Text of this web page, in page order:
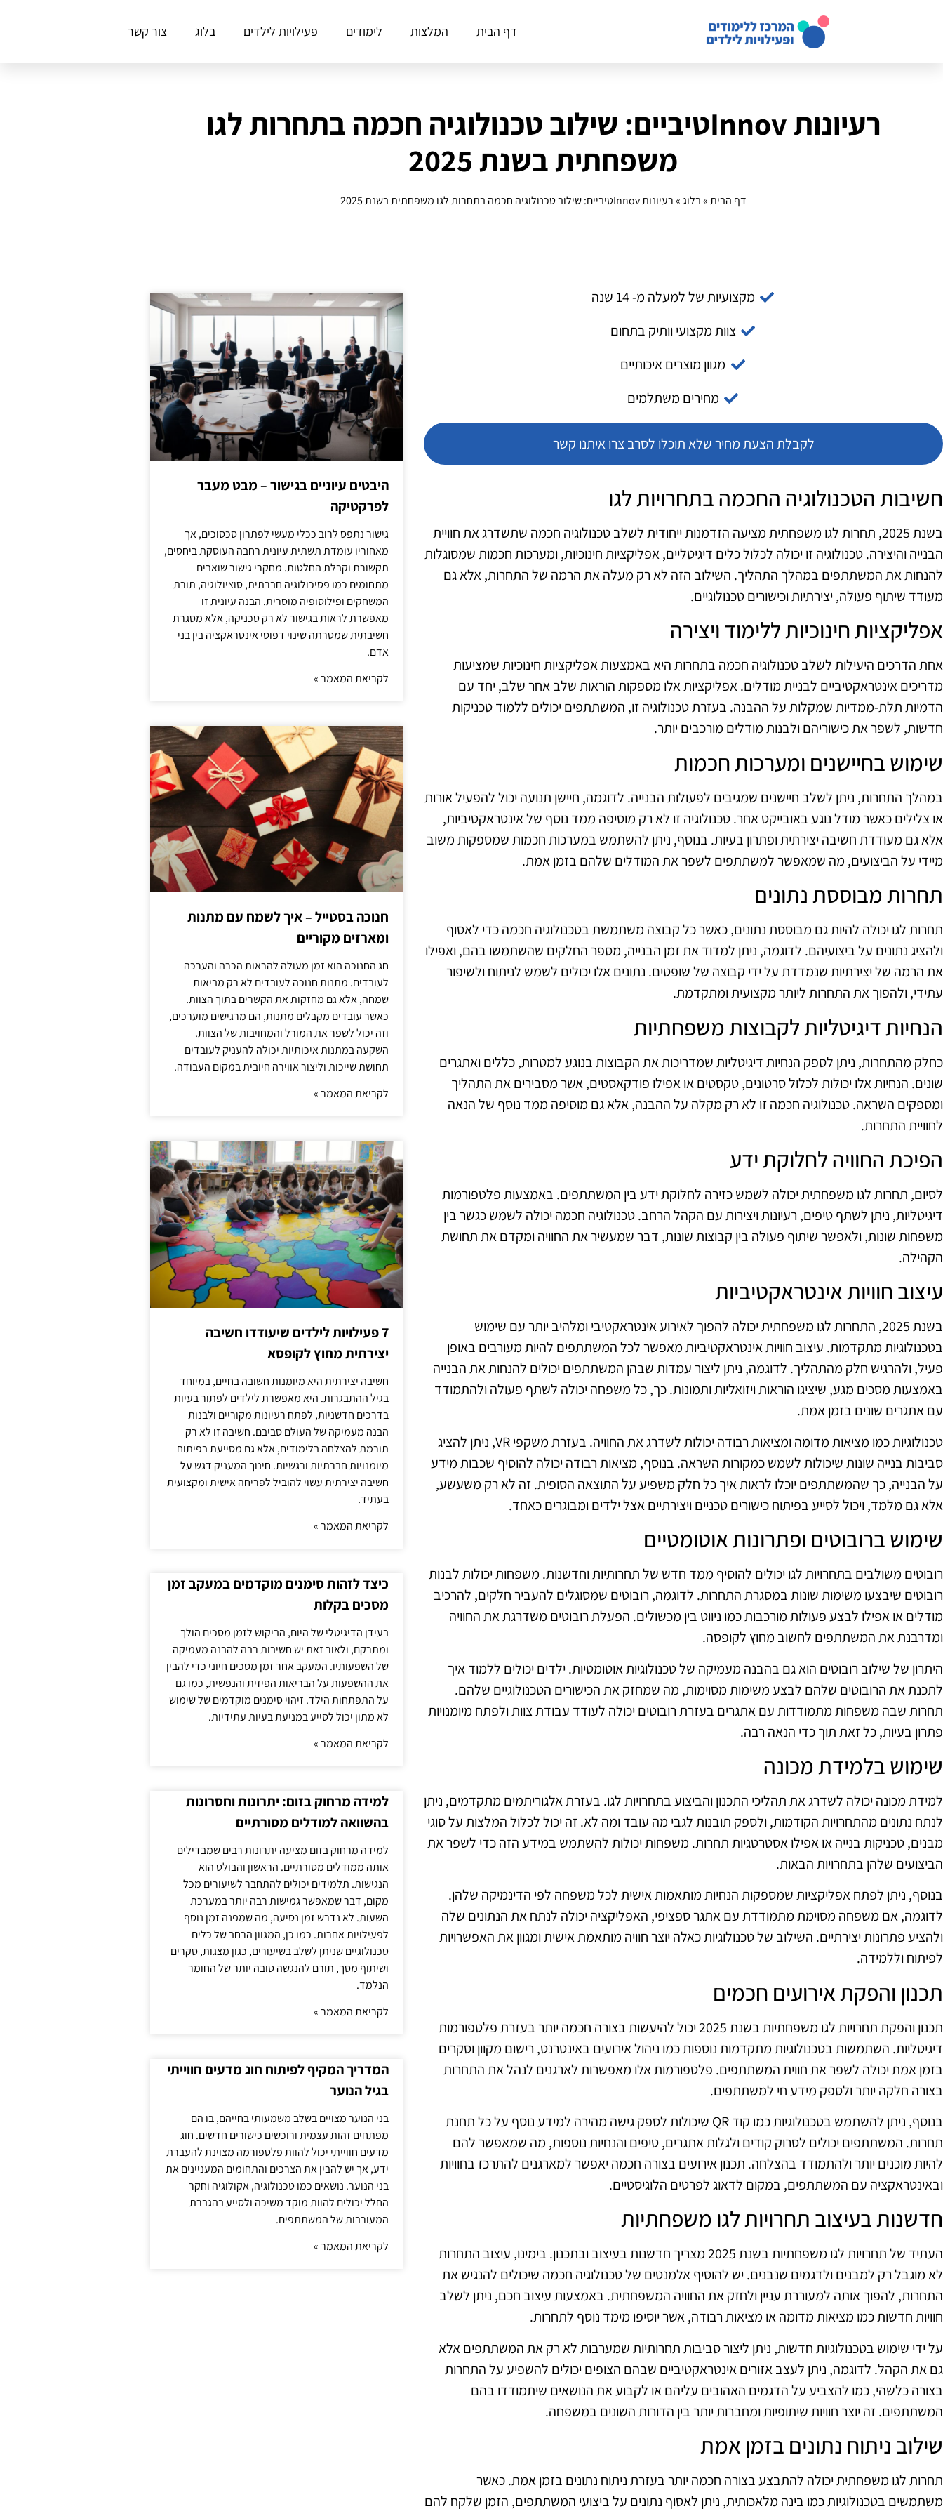
דף הבית המלצות לימודים פעילויות לילדים בלוג צור קשר
רעיונות Innovטיביים: שילוב טכנולוגיה חכמה בתחרות לגו
משפחתית בשנת 2025
דף הבית»בלוג»רעיונות Innovטיביים: שילוב טכנולוגיה חכמה בתחרות לגו משפחתית בשנת 2025
מקצועיות של למעלה מ- 14 שנה
צוות מקצועי וותיק בתחום
מגוון מוצרים איכותיים
מחירים משתלמים
לקבלת הצעת מחיר שלא תוכלו לסרב צרו איתנו קשר
חשיבות הטכנולוגיה החכמה בתחרויות לגו
בשנת 2025, תחרות לגו משפחתית מציעה הזדמנות ייחודית לשלב טכנולוגיה חכמה שתשדרג את חוויית
הבנייה והיצירה. טכנולוגיה זו יכולה לכלול כלים דיגיטליים, אפליקציות חינוכיות, ומערכות חכמות שמסוגלות
להנחות את המשתתפים במהלך התהליך. השילוב הזה לא רק מעלה את הרמה של התחרות, אלא גם
מעודד שיתוף פעולה, יצירתיות וכישורים טכנולוגיים.
אפליקציות חינוכיות ללימוד ויצירה
אחת הדרכים היעילות לשלב טכנולוגיה חכמה בתחרות היא באמצעות אפליקציות חינוכיות שמציעות
מדריכים אינטראקטיביים לבניית מודלים. אפליקציות אלו מספקות הוראות שלב אחר שלב, יחד עם
הדמיות תלת-ממדיות שמקלות על ההבנה. בעזרת טכנולוגיה זו, המשתתפים יכולים ללמוד טכניקות
חדשות, לשפר את כישוריהם ולבנות מודלים מורכבים יותר.
שימוש בחיישנים ומערכות חכמות
במהלך התחרות, ניתן לשלב חיישנים שמגיבים לפעולות הבנייה. לדוגמה, חיישן תנועה יכול להפעיל אורות
או צלילים כאשר מודל נוגע באובייקט אחר. טכנולוגיה זו לא רק מוסיפה ממד נוסף של אינטראקטיביות,
אלא גם מעודדת חשיבה יצירתית ופתרון בעיות. בנוסף, ניתן להשתמש במערכות חכמות שמספקות משוב
מיידי על הביצועים, מה שמאפשר למשתתפים לשפר את המודלים שלהם בזמן אמת.
תחרות מבוססת נתונים
תחרות לגו יכולה להיות גם מבוססת נתונים, כאשר כל קבוצה משתמשת בטכנולוגיה חכמה כדי לאסוף
ולהציג נתונים על ביצועיהם. לדוגמה, ניתן למדוד את זמן הבנייה, מספר החלקים שהשתמשו בהם, ואפילו
את הרמה של יצירתיות שנמדדת על ידי קבוצה של שופטים. נתונים אלו יכולים לשמש לניתוח ולשיפור
עתידי, ולהפוך את התחרות ליותר מקצועית ומתקדמת.
הנחיות דיגיטליות לקבוצות משפחתיות
כחלק מהתחרות, ניתן לספק הנחיות דיגיטליות שמדריכות את הקבוצות בנוגע למטרות, כללים ואתגרים
שונים. הנחיות אלו יכולות לכלול סרטונים, טקסטים או אפילו פודקאסטים, אשר מסבירים את התהליך
ומספקים השראה. טכנולוגיה חכמה זו לא רק מקלה על ההבנה, אלא גם מוסיפה ממד נוסף של הנאה
לחוויית התחרות.
הפיכת החוויה לחלוקת ידע
לסיום, תחרות לגו משפחתית יכולה לשמש כזירה לחלוקת ידע בין המשתתפים. באמצעות פלטפורמות
דיגיטליות, ניתן לשתף טיפים, רעיונות ויצירות עם הקהל הרחב. טכנולוגיה חכמה יכולה לשמש כגשר בין
משפחות שונות, ולאפשר שיתוף פעולה בין קבוצות שונות, דבר שמעשיר את החוויה ומקדם את תחושת
הקהילה.
עיצוב חוויות אינטראקטיביות
בשנת 2025, התחרות לגו משפחתית יכולה להפוך לאירוע אינטראקטיבי ומלהיב יותר עם שימוש
בטכנולוגיות מתקדמות. עיצוב חוויות אינטראקטיביות מאפשר לכל המשתתפים להיות מעורבים באופן
פעיל, ולהרגיש חלק מהתהליך. לדוגמה, ניתן ליצור עמדות שבהן המשתתפים יכולים להנחות את הבנייה
באמצעות מסכים מגע, שיציגו הוראות ויזואליות ותמונות. כך, כל משפחה יכולה לשתף פעולה ולהתמודד
עם אתגרים שונים בזמן אמת.
טכנולוגיות כמו מציאות מדומה ומציאות רבודה יכולות לשדרג את החוויה. בעזרת משקפי VR, ניתן להציג
סביבות בנייה שונות שיכולות לשמש כמקורות השראה. בנוסף, מציאות רבודה יכולה להוסיף שכבות מידע
על הבנייה, כך שהמשתתפים יוכלו לראות איך כל חלק משפיע על התוצאה הסופית. זה לא רק משעשע,
אלא גם מלמד, ויכול לסייע בפיתוח כישורים טכניים ויצירתיים אצל ילדים ומבוגרים כאחד.
שימוש ברובוטים ופתרונות אוטומטיים
רובוטים משולבים בתחרויות לגו יכולים להוסיף ממד חדש של תחרותיות וחדשנות. משפחות יכולות לבנות
רובוטים שיבצעו משימות שונות במסגרת התחרות. לדוגמה, רובוטים שמסוגלים להעביר חלקים, להרכיב
מודלים או אפילו לבצע פעולות מורכבות כמו ניווט בין מכשולים. הפעלת רובוטים משדרגת את החוויה
ומדרבנת את המשתתפים לחשוב מחוץ לקופסה.
היתרון של שילוב רובוטים הוא גם בהבנה מעמיקה של טכנולוגיות אוטומטיות. ילדים יכולים ללמוד איך
לתכנת את הרובוטים שלהם לבצע משימות מסוימות, מה שמחזק את הכישורים הטכנולוגיים שלהם.
תחרות שבה משפחות מתמודדות עם אתגרים בעזרת רובוטים יכולה לעודד עבודת צוות ולפתח מיומנויות
פתרון בעיות, כל זאת תוך כדי הנאה רבה.
שימוש בלמידת מכונה
למידת מכונה יכולה לשדרג את תהליכי התכנון והביצוע בתחרויות לגו. בעזרת אלגוריתמים מתקדמים, ניתן
לנתח נתונים מהתחרויות הקודמות, ולספק תובנות לגבי מה עובד ומה לא. זה יכול לכלול המלצות על סוגי
מבנים, טכניקות בנייה או אפילו אסטרטגיות תחרות. משפחות יכולות להשתמש במידע הזה כדי לשפר את
הביצועים שלהן בתחרויות הבאות.
בנוסף, ניתן לפתח אפליקציות שמספקות הנחיות מותאמות אישית לכל משפחה לפי הדינמיקה שלהן.
לדוגמה, אם משפחה מסוימת מתמודדת עם אתגר ספציפי, האפליקציה יכולה לנתח את הנתונים שלה
ולהציע פתרונות יצירתיים. השילוב של טכנולוגיות כאלה יוצר חוויה מותאמת אישית ומגוון את האפשרויות
לפיתוח וללמידה.
תכנון והפקת אירועים חכמים
תכנון והפקת תחרויות לגו משפחתיות בשנת 2025 יכול להיעשות בצורה חכמה יותר בעזרת פלטפורמות
דיגיטליות. השתמשות בטכנולוגיות מתקדמות נוספות כמו ניהול אירועים באינטרנט, רישום מקוון וסקרים
בזמן אמת יכולה לשפר את חווית המשתתפים. פלטפורמות אלו מאפשרות לארגנים לנהל את התחרות
בצורה חלקה יותר ולספק מידע חי למשתתפים.
בנוסף, ניתן להשתמש בטכנולוגיות כמו קוד QR שיכולות לספק גישה מהירה למידע נוסף על כל תחנת
תחרות. המשתתפים יכולים לסרוק קודים ולגלות אתגרים, טיפים והנחיות נוספות, מה שמאפשר להם
להיות מוכנים יותר ולהתמודד בהצלחה. תכנון אירועים בצורה חכמה יאפשר למארגנים להתרכז בחוויות
ובאינטראקציה עם המשתתפים, במקום לדאוג לפרטים הלוגיסטיים.
חדשנות בעיצוב תחרויות לגו משפחתיות
העתיד של תחרויות לגו משפחתיות בשנת 2025 מצריך חדשנות בעיצוב ובתכנון. בימינו, עיצוב התחרות
לא מוגבל רק למבנים ולדגמים שנבנים. יש להוסיף אלמנטים של טכנולוגיה חכמה שיכולים להנגיש את
התחרות, להפוך אותה למעוררת עניין ולחזק את החוויה המשפחתית. באמצעות עיצוב חכם, ניתן לשלב
חוויות חדשות כמו מציאות מדומה או מציאות רבודה, אשר יוסיפו מימד נוסף לתחרות.
על ידי שימוש בטכנולוגיות חדשות, ניתן ליצור סביבות תחרותיות שמערבות לא רק את המשתתפים אלא
גם את הקהל. לדוגמה, ניתן לעצב אזורים אינטראקטיביים שבהם הצופים יכולים להשפיע על התחרות
בצורה כלשהי, כמו להצביע על הדגמים האהובים עליהם או לקבוע את הנושאים שיתמודדו בהם
המשתתפים. זה יוצר חוויות שיתופיות ומחברות יותר בין הדורות השונים במשפחה.
שילוב ניתוח נתונים בזמן אמת
תחרות לגו משפחתית יכולה להתבצע בצורה חכמה יותר בעזרת ניתוח נתונים בזמן אמת. כאשר
משתמשים בטכנולוגיות כמו בינה מלאכותית, ניתן לאסוף נתונים על ביצועי המשתתפים, הזמן שלקח להם
היבטים עיוניים בגישור – מבט מעבר
לפרקטיקה
גישור נתפס לרוב ככלי מעשי לפתרון סכסוכים, אך
מאחוריו עומדת תשתית עיונית רחבה העוסקת ביחסים,
תקשורת וקבלת החלטות. מחקרי גישור שואבים
מתחומים כמו פסיכולוגיה חברתית, סוציולוגיה, תורת
המשחקים ופילוסופיה מוסרית. הבנה עיונית זו
מאפשרת לראות בגישור לא רק טכניקה, אלא מסגרת
חשיבתית שמטרתה שינוי דפוסי אינטראקציה בין בני
אדם.
לקריאת המאמר »
חנוכה בסטייל – איך לשמח עם מתנות
ומארזים מקוריים
חג החנוכה הוא זמן מעולה להראות הכרה והערכה
לעובדים. מתנות חנוכה לעובדים לא רק מביאות
שמחה, אלא גם מחזקות את הקשרים בתוך הצוות.
כאשר עובדים מקבלים מתנות, הם מרגישים מוערכים,
וזה יכול לשפר את המורל והמחויבות של הצוות.
השקעה במתנות איכותיות יכולה להעניק לעובדים
תחושת שייכות וליצור אווירה חיובית במקום העבודה.
לקריאת המאמר »
7 פעילויות לילדים שיעודדו חשיבה
יצירתית מחוץ לקופסא
חשיבה יצירתית היא מיומנות חשובה בחיים, במיוחד
בגיל ההתבגרות. היא מאפשרת לילדים לפתור בעיות
בדרכים חדשניות, לפתח רעיונות מקוריים ולבנות
הבנה מעמיקה של העולם סביבם. חשיבה זו לא רק
תורמת להצלחה בלימודים, אלא גם מסייעת בפיתוח
מיומנויות חברתיות ורגשיות. חינוך המעניק דגש על
חשיבה יצירתית עשוי להוביל לפריחה אישית ומקצועית
בעתיד.
לקריאת המאמר »
כיצד לזהות סימנים מוקדמים במעקב זמן
מסכים בקלות
בעידן הדיגיטלי של היום, הביקוש לזמן מסכים הולך
ומתרקם, ולאור זאת יש חשיבות רבה להבנה מעמיקה
של השפעותיו. המעקב אחר זמן מסכים חיוני כדי להבין
את ההשפעות על הבריאות הפיזית והנפשית, כמו גם
על התפתחות הילד. זיהוי סימנים מוקדמים של שימוש
לא מתון יכול לסייע במניעת בעיות עתידיות.
לקריאת המאמר »
למידה מרחוק בזום: יתרונות וחסרונות
בהשוואה למודלים מסורתיים
למידה מרחוק בזום מציעה יתרונות רבים שמבדילים
אותה ממודלים מסורתיים. הראשון והבולט הוא
הנגישות. תלמידים יכולים להתחבר לשיעורים מכל
מקום, דבר שמאפשר גמישות רבה יותר במערכת
השעות. לא נדרש זמן נסיעה, מה שמפנה זמן נוסף
לפעילויות אחרות. כמו כן, המגוון הרחב של כלים
טכנולוגיים שניתן לשלב בשיעורים, כגון מצגות, סקרים
ושיתוף מסך, תורם להנגשה טובה יותר של החומר
הנלמד.
לקריאת המאמר »
המדריך המקיף לפיתוח חוג מדעים חווייתי
בגיל הנוער
בני הנוער מצויים בשלב משמעותי בחייהם, בו הם
מפתחים זהות עצמית ורוכשים כישורים חדשים. חוג
מדעים חווייתי יכול להוות פלטפורמה מצוינת להעברת
ידע, אך יש להבין את הצרכים והתחומים המעניינים את
בני הנוער. נושאים כמו טכנולוגיה, אקולוגיה וחקר
החלל יכולים להוות מוקד משיכה ולסייע בהגברת
המעורבות של המשתתפים.
לקריאת המאמר »